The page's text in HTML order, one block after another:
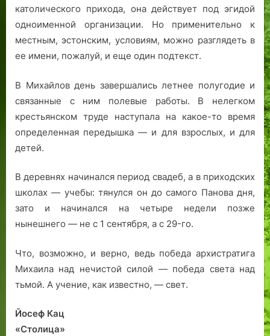
католического прихода, она действует под эгидой
одноименной организации. Но применительно к
местным, эстонским, условиям, можно разглядеть в
ее имени, пожалуй, и еще один подтекст.
В Михайлов день завершались летнее полугодие и
связанные с ним полевые работы. В нелегком
крестьянском труде наступала на какое-то время
определенная передышка — и для взрослых, и для
детей.
В деревнях начинался период свадеб, а в приходских
школах — учебы: тянулся он до самого Панова дня,
зато и начинался на четыре недели позже
нынешнего — не с 1 сентября, а с 29-го.
Что, возможно, и верно, ведь победа архистратига
Михаила над нечистой силой — победа света над
тьмой. А учение, как известно, — свет.
Йосеф Кац
«Столица»